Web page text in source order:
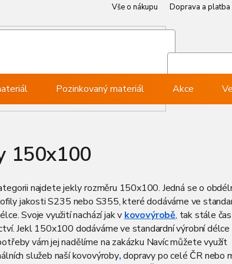
Vše o nákupu Doprava a platba
Pozinkovaný materiál Akce
150x100
najdete jekly rozměru 150x100. Jedná se o
jakosti S235 nebo S355, které dodáváme ve
Svoje využití nacházíjak v kovovýrobě, tak stále
Jekl 150x100 dodáváme ve standardní výrobní délce
vám jej nadělíme na zakázku Navíc můžete využít
služeb naší kovovýroby,dopravy po celé ČR nebo